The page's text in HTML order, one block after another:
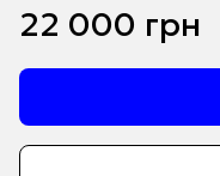
22 000 грн